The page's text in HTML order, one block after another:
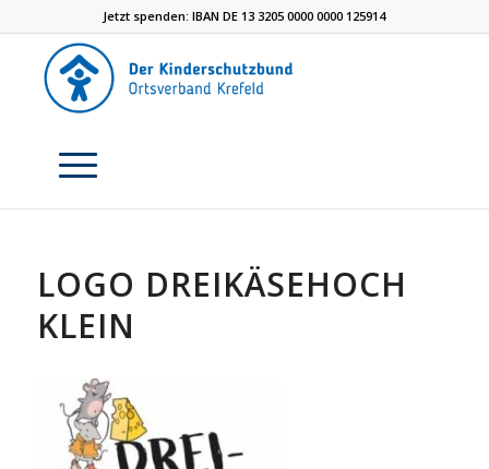
Jetzt spenden: IBAN DE 13 3205 0000 0000 125914
LOGO DREIKÄSEHOCH
KLEIN